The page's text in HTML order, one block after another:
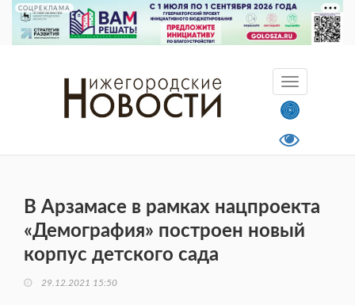
СОЦРЕКЛАМА
В Арзамасе в рамках нацпроекта
«Демография» построен новый
корпус детского сада
29.12.2021 15:50